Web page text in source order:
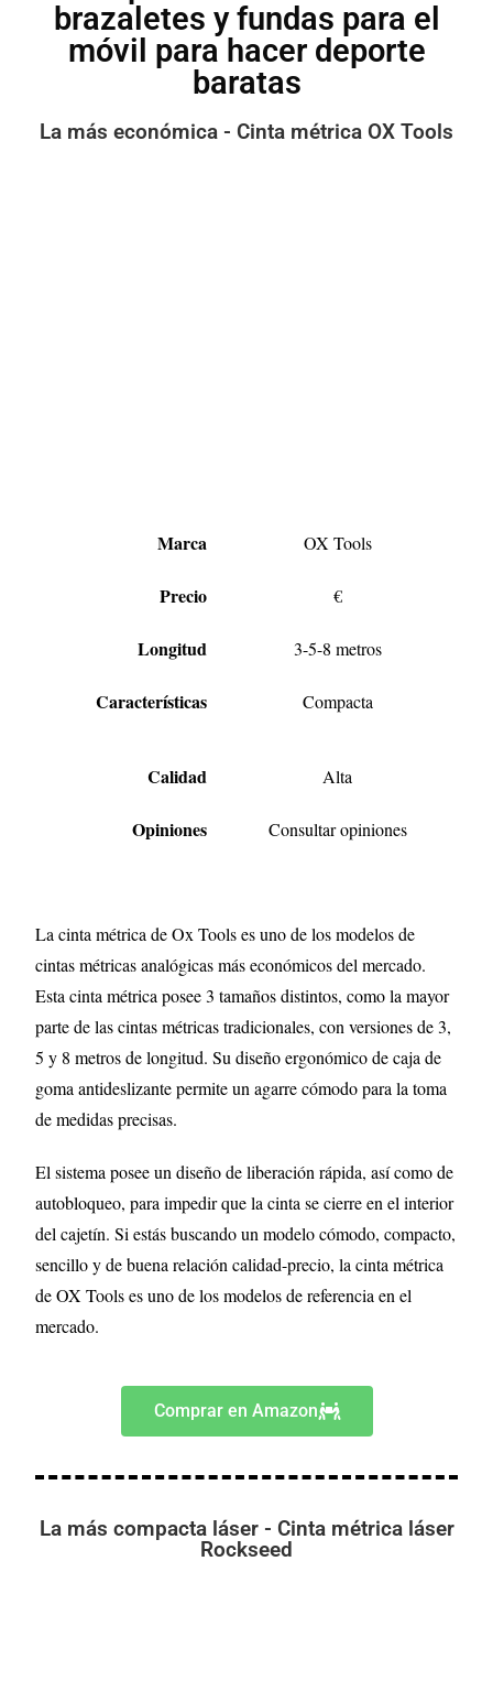
brazaletes y fundas para el
móvil para hacer deporte
baratas
La más económica - Cinta métrica OX Tools
Marca OX Tools
Precio €
Longitud 3-5-8 metros
Características Compacta
Calidad Alta
Opiniones Consultar opiniones
La cinta métrica de Ox Tools es uno de los modelos de
cintas métricas analógicas más económicos del mercado.
Esta cinta métrica posee 3 tamaños distintos, como la mayor
parte de las cintas métricas tradicionales, con versiones de 3,
5 y 8 metros de longitud. Su diseño ergonómico de caja de
goma antideslizante permite un agarre cómodo para la toma
de medidas precisas.
El sistema posee un diseño de liberación rápida, así como de
autobloqueo, para impedir que la cinta se cierre en el interior
del cajetín. Si estás buscando un modelo cómodo, compacto,
sencillo y de buena relación calidad-precio, la cinta métrica
de OX Tools es uno de los modelos de referencia en el
mercado.
Comprar en Amazon
La más compacta láser - Cinta métrica láser
Rockseed